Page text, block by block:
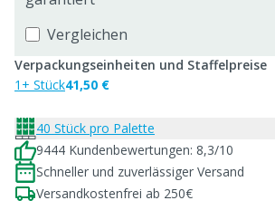
Vergleichen
Verpackungseinheiten und Staffelpreise
1+ Stück41,50 €
40 Stück pro Palette
9444 Kundenbewertungen: 8,3/10
Schneller und zuverlässiger Versand
Versandkostenfrei ab 250€